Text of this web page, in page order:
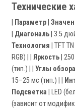
Технические
Параметр
Диагональ | 3.5
Технология | TFT TN
RGB) | | Яркость |
(тип.) | | Углы
15–25 мс (тип.) | |
Подсветка | LED
(зависит от